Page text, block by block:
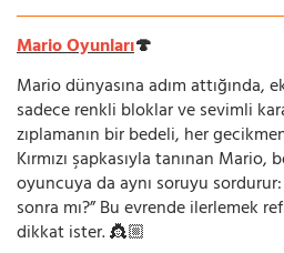
Mario Oyunları🍄
Mario dünyasına adım attığında,
sadece renkli bloklar ve sevimli
zıplamanın bir bedeli, her
Kırmızı şapkasıyla tanınan
oyuncuya da aynı soruyu
sonra mı?” Bu evrende ilerlemek
dikkat ister. 👸🏼